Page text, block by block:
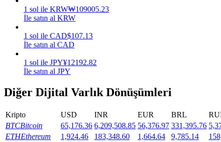
Yüksek getiri ve anında erişim
Popüler token'lar kazanmak için esnek staking
1 sol ile KRW₩109005.23
İle satın al KRW
1 sol ile CAD$107.13
İle satın al CAD
1 sol ile JPY¥12192.82
İle satın al JPY
Diğer Dijital Varlık Dönüşümleri
Kripto USD INR EUR BRL
BTCBitcoin 65,176.36 6,209,508.85 56,376.97 331,395.76
ETHEthereum 1,924.46 183,348.60 1,664.64 9,785.14